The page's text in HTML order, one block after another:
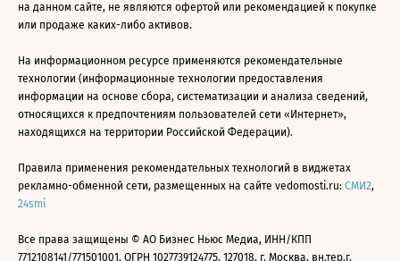
на данном сайте, не являются офертой или рекомендацией к покупке
или продаже каких-либо активов.
На информационном ресурсе применяются рекомендательные
технологии (информационные технологии предоставления
информации на основе сбора, систематизации и анализа сведений,
относящихся к предпочтениям пользователей сети «Интернет»,
находящихся на территории Российской Федерации).
Правила применения рекомендательных технологий в виджетах
рекламно-обменной сети, размещенных на сайте vedomosti.ru: СМИ2,
24smi
Все права защищены © АО Бизнес Ньюс Медиа, ИНН/КПП
7712108141/771501001, ОГРН 1027739124775, 127018, г. Москва, вн.тер.г.